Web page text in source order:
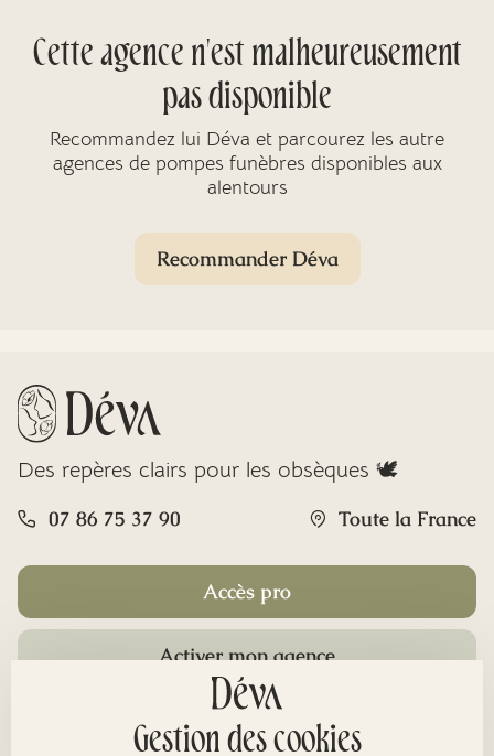
Cette agence n'est malheureusement
pas disponible
Recommandez lui Déva et parcourez les autre
agences de pompes funèbres disponibles aux
alentours
Recommander Déva
Des repères clairs pour les obsèques 🕊️
07 86 75 37 90 Toute la France
Accès pro
Activer mon agence
Gestion des cookies